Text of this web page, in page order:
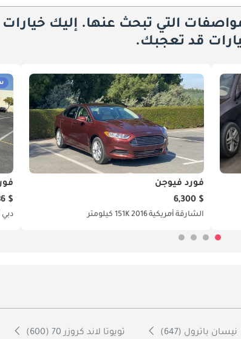
التي تبحث عنها. إليك خيارات
قد تعجبك.
فورد فيوجن
$ 6,300
الشارقة أمريكية2016151K كيلومتر
$ 14,986
دبي
نيسان باترول (647) تويوتا لاند كروزر 70 (600)